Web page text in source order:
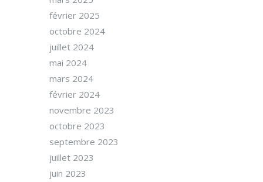
février 2025
octobre 2024
juillet 2024
mai 2024
mars 2024
février 2024
novembre 2023
octobre 2023
septembre 2023
juillet 2023
juin 2023